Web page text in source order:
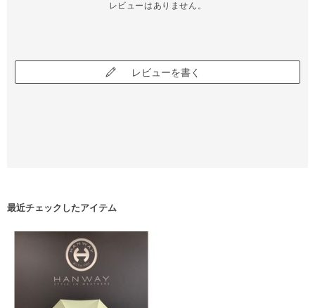
レビューはありません。
レビューを書く
最近チェックしたアイテム